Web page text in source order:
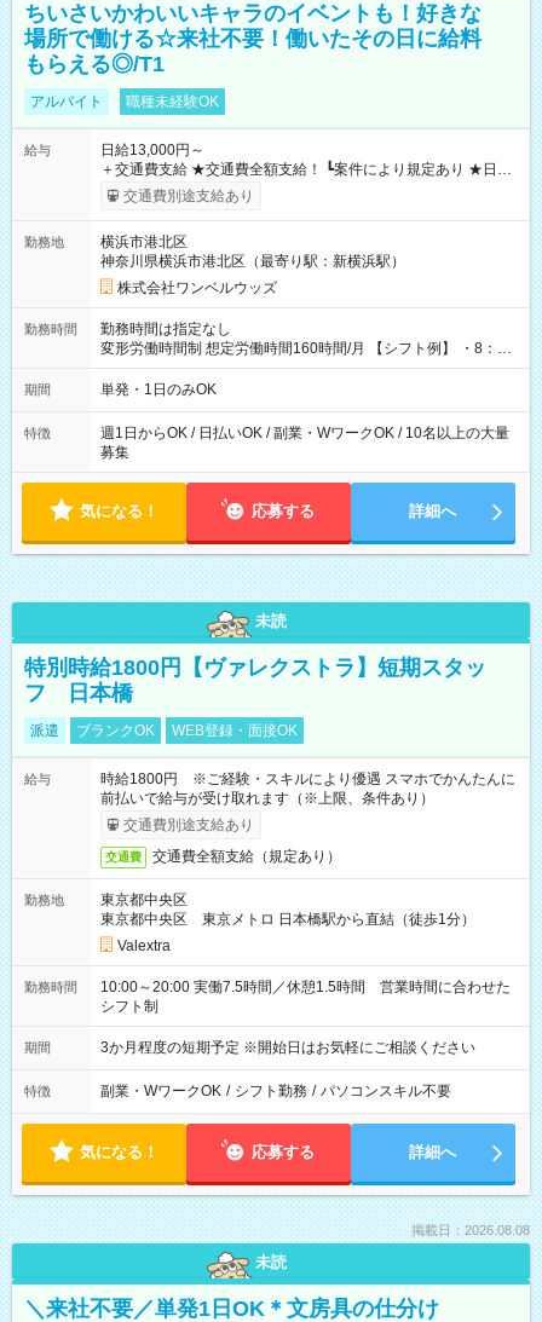
ちいさいかわいいキャラのイベントも！好きな
場所で働ける☆来社不要！働いたその日に給料
もらえる◎/T1
アルバイト 職種未経験OK
給与
日給13,000円～
＋交通費支給 ★交通費全額支給！ ┗案件により規定あり ★日払
いOK！（規定あり） ┗働いたその日に現金GET♪ お仕事後はコ
ンビニATMから 日払い分を引き落とせます！ 【試用期間】試
交通費別途支給あり
勤務地
横浜市港北区
神奈川県横浜市港北区（最寄り駅：新横浜駅）
株式会社ワンベルウッズ
勤務時間
勤務時間は指定なし
変形労働時間制 想定労働時間160時間/月 【シフト例】 ・8：00
～21：00
期間 単発・1日のみOK
特徴
週1日からOK / 日払いOK / 副業・WワークOK / 10名以上の大量
募集
気になる！ 応募する 詳細へ
未読
特別時給1800円【ヴァレクストラ】短期スタッ
フ 日本橋
派遣 ブランクOK WEB登録・面接OK
給与
時給1800円 ※ご経験・スキルにより優遇 スマホでかんたんに
前払いで給与が受け取れます（※上限、条件あり）
交通費別途支給あり
交通費 交通費全額支給（規定あり）
勤務地
東京都中央区
東京都中央区 東京メトロ 日本橋駅から直結（徒歩1分）
Valextra
勤務時間
10:00～20:00 実働7.5時間／休憩1.5時間 営業時間に合わせた
シフト制
期間 3か月程度の短期予定 ※開始日はお気軽にご相談ください
特徴 副業・WワークOK / シフト勤務 / パソコンスキル不要
気になる！ 応募する 詳細へ
掲載日：2026.08.08
未読
＼来社不要／単発1日OK＊文房具の仕分け